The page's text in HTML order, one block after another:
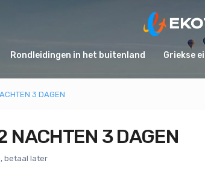
Rondleidingen in het buitenland Griekse
3 DAGEN
NACHTEN 3 DAGEN
betaal later